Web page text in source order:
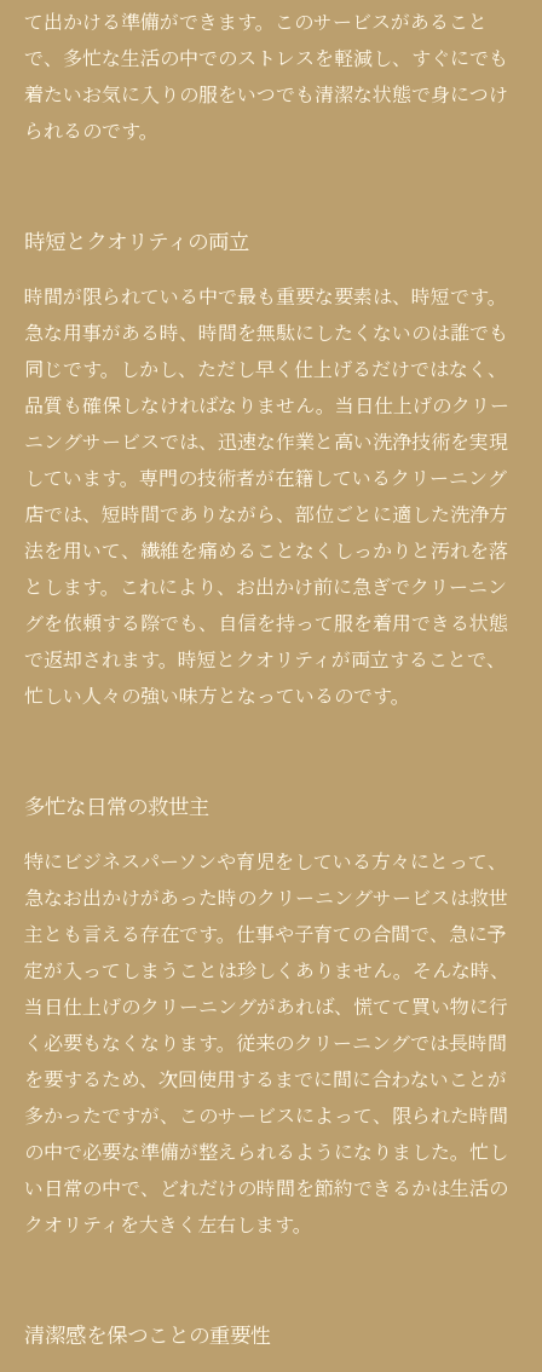
て出かける準備ができます。このサービスがあること
で、多忙な生活の中でのストレスを軽減し、すぐにでも
着たいお気に入りの服をいつでも清潔な状態で身につけ
られるのです。
時短とクオリティの両立
時間が限られている中で最も重要な要素は、時短です。
急な用事がある時、時間を無駄にしたくないのは誰でも
同じです。しかし、ただし早く仕上げるだけではなく、
品質も確保しなければなりません。当日仕上げのクリー
ニングサービスでは、迅速な作業と高い洗浄技術を実現
しています。専門の技術者が在籍しているクリーニング
店では、短時間でありながら、部位ごとに適した洗浄方
法を用いて、繊維を痛めることなくしっかりと汚れを落
とします。これにより、お出かけ前に急ぎでクリーニン
グを依頼する際でも、自信を持って服を着用できる状態
で返却されます。時短とクオリティが両立することで、
忙しい人々の強い味方となっているのです。
多忙な日常の救世主
特にビジネスパーソンや育児をしている方々にとって、
急なお出かけがあった時のクリーニングサービスは救世
主とも言える存在です。仕事や子育ての合間で、急に予
定が入ってしまうことは珍しくありません。そんな時、
当日仕上げのクリーニングがあれば、慌てて買い物に行
く必要もなくなります。従来のクリーニングでは長時間
を要するため、次回使用するまでに間に合わないことが
多かったですが、このサービスによって、限られた時間
の中で必要な準備が整えられるようになりました。忙し
い日常の中で、どれだけの時間を節約できるかは生活の
クオリティを大きく左右します。
清潔感を保つことの重要性